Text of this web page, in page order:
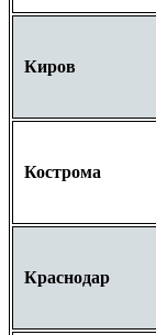
Киров
Кострома
Краснодар